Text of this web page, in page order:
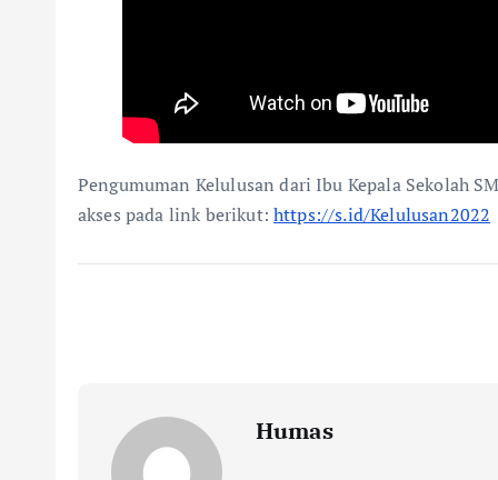
Pengumuman Kelulusan dari Ibu Kepala Sekolah
akses pada link berikut:https://s.id/Kelulusan2022
Humas